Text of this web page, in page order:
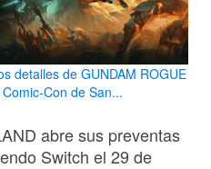
detalles de GUNDAM ROGUE
Con de San...
abre sus preventas
Switch el 29 de